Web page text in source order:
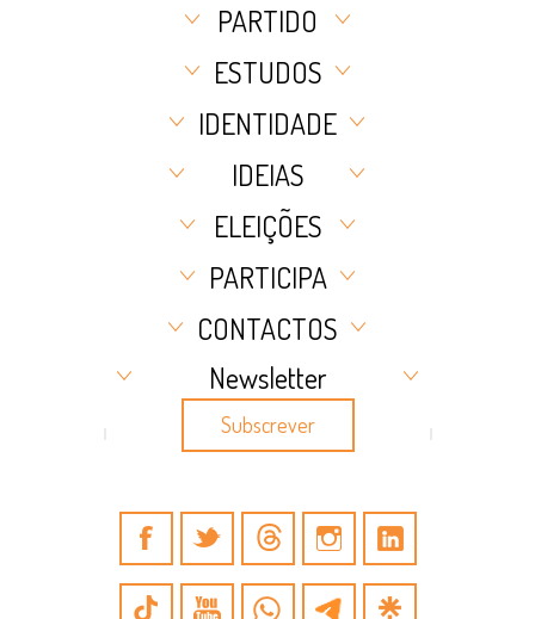
PARTIDO
ESTUDOS
IDENTIDADE
IDEIAS
Newsletter
Subscrever
ELEIÇÕES
PARTICIPA
CONTACTOS